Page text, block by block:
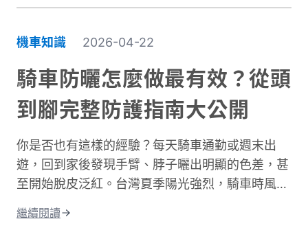
部位。專業的機車防摔褲內建護膝、採用耐磨材
質，能在摔車瞬間提供關鍵保護。這與一般牛仔褲
或休閒褲有著根本性的差異。在台灣這個機車密度
極高的環境中，道路狀況複雜、天氣多變。突然下
雨導致路面濕滑、緊急煞車、車流密集，都讓騎士
型，更是守護生命的投資。本文將深入解析機車防
摔褲的防護原理、材質差異、CE認證標準，以及
如何根據通勤或長途需求進行防摔褲選購。讓你找
到兼顧安全、舒適與預算的理想選擇。
機車知識 2026-04-22
騎車防曬怎麼做最有效？從頭
到腳完整防護指南大公開
你是否也有這樣的經驗？每天騎車通勤或週末出
遊，回到家後發現手臂、脖子曬出明顯的色差，甚
至開始脫皮泛紅。台灣夏季陽光強烈，騎車時風吹
少。許多人以為騎車防曬只是愛美的選擇，其實這
繼續閱讀